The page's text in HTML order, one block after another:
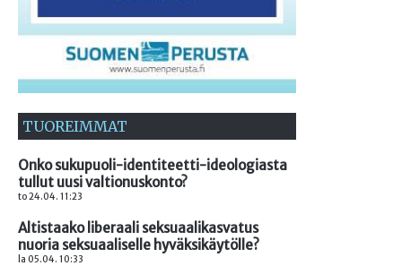
TUOREIMMAT
Onko sukupuoli-identiteetti-ideologiasta
tullut uusi valtionuskonto?
to 24.04. 11:23
Altistaako liberaali seksuaalikasvatus
nuoria seksuaaliselle hyväksikäytölle?
la 05.04. 10:33